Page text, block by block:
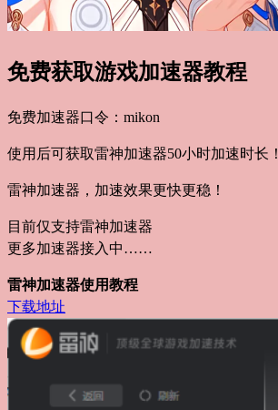
免费获取游戏加速器教程
免费加速器口令：mikon
使用后可获取雷神加速器50小时加速时长！
雷神加速器，加速效果更快更稳！
目前仅支持雷神加速器
更多加速器接入中……
雷神加速器使用教程
下载地址